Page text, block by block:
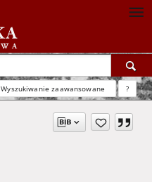
Wyszukiwanie zaawansowane ?